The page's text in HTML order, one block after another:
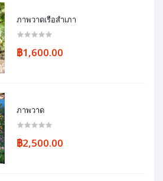
ภาพวาดเรือสำเภา
฿1,600.00
ภาพวาด
฿2,500.00